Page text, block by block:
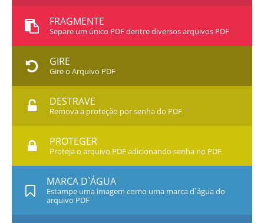
FRAGMENTE
Separe um único PDF dentre diversos arquivos PDF
GIRE
Gire o Arquivo PDF
DESTRAVE
Remova a proteção por senha do PDF
PROTEGER
Proteja o arquivo PDF adicionando senha no PDF
MARCA D`ÁGUA
Estampe uma imagem como uma marca d`água do
arquivo PDF